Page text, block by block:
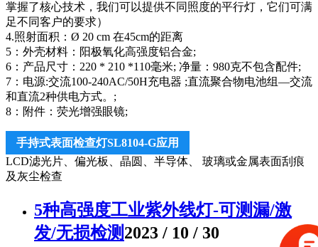
掌握了核心技术，我们可以提供不同照度的平行灯，它们可满
足不同客户的要求）
4.照射面积：Ø 20 cm 在45cm的距离
5：外壳材料：阳极氧化高强度铝合金;
6：产品尺寸：220 * 210 *110毫米; 净量：980克不包含配件;
7：电源:交流100-240AC/50H充电器 ;直流聚合物电池组—交流
和直流2种供电方式。;
8：附件：荧光增强眼镜;
手持式表面检查灯SL8104-G应用
LCD滤光片、偏光板、晶圆、半导体、 玻璃或金属表面刮痕
及灰尘检查
5种高强度工业紫外线灯-可测漏/激
发/无损检测2023 / 10 / 30